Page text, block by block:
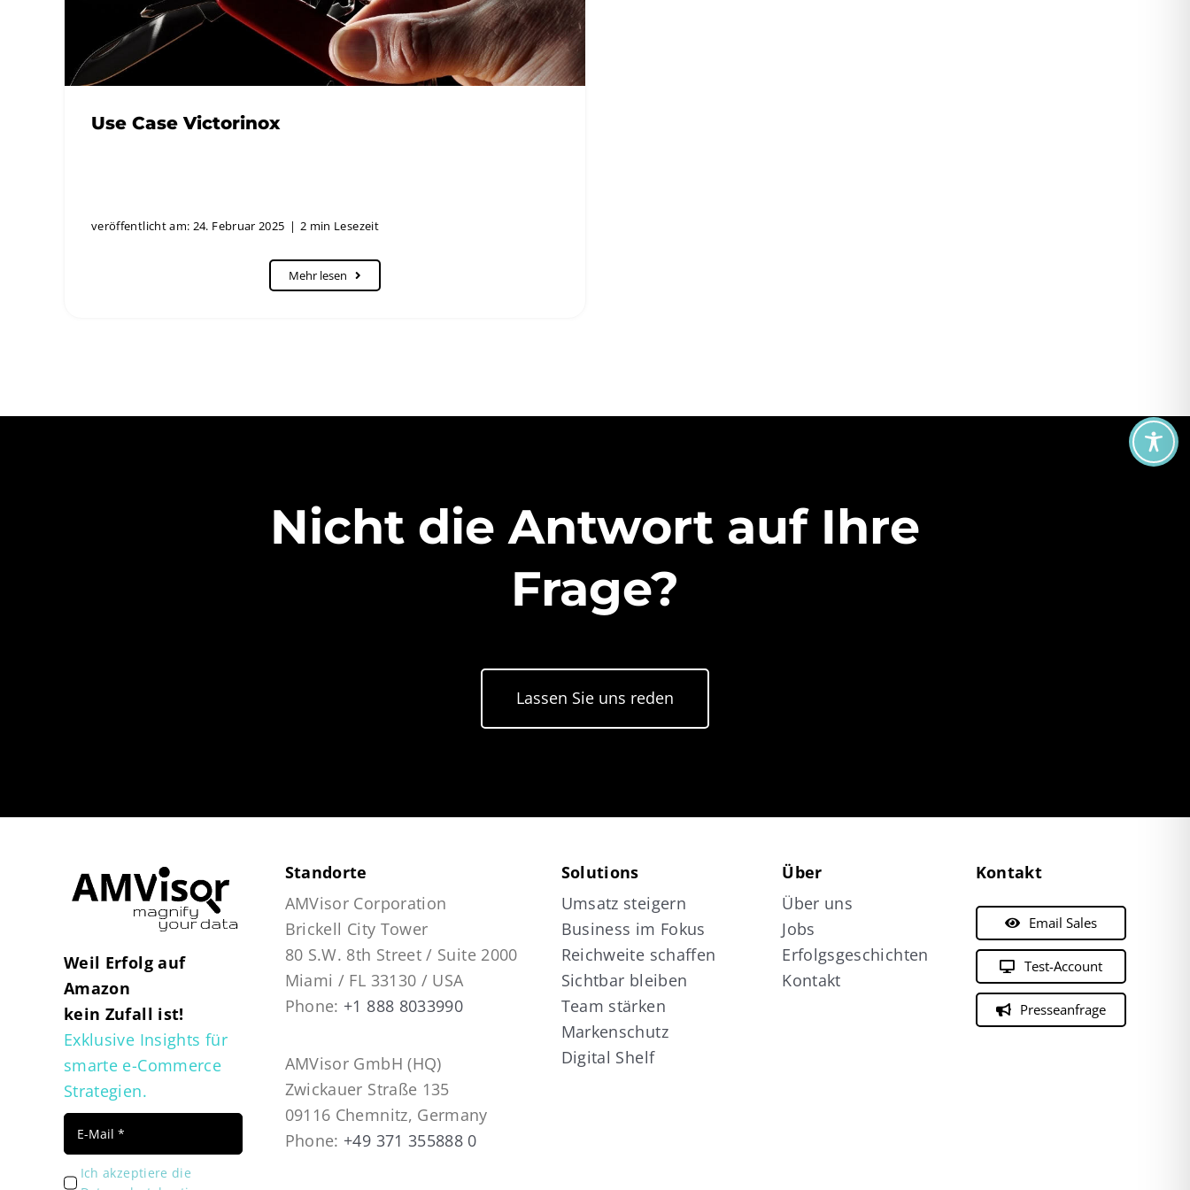
Use Case Victorinox
veröffentlicht am: 24. Februar 2025 | 2 min Lesezeit
Mehr lesen
Nicht die Antwort auf Ihre
Frage?
Lassen Sie uns reden
Weil Erfolg auf
Amazon
kein Zufall ist!
Exklusive Insights für
smarte e-Commerce
Strategien.
Ich akzeptiere die
Standorte
AMVisor Corporation
Brickell City Tower
80 S.W. 8th Street / Suite 2000
Miami / FL 33130 / USA
Phone: +1 888 8033990
AMVisor GmbH (HQ)
Zwickauer Straße 135
09116 Chemnitz, Germany
Phone: +49 371 355888 0
Solutions
Umsatz steigern
Business im Fokus
Reichweite schaffen
Sichtbar bleiben
Team stärken
Markenschutz
Digital Shelf
Über
Über uns
Jobs
Erfolgsgeschichten
Kontakt
Kontakt
Email Sales
Test-Account
Presseanfrage